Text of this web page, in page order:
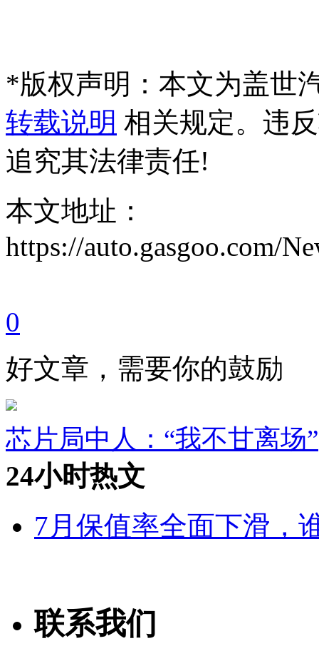
*版权声明：本文为盖世
转载说明 相关规定。违
追究其法律责任!
本文地址：
https://auto.gasgoo.com/
0
好文章，需要你的鼓励
芯片局中人：“我不甘离场”
24小时热文
7月保值率全面下滑，
联系我们